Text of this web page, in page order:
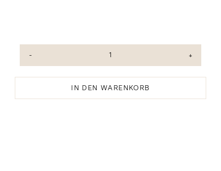
Eingelegte
Guindillón-
Paprika
IN DEN WARENKORB